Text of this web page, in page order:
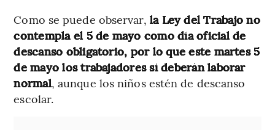
Como se puede observar, la Ley del Trabajo no
contempla el 5 de mayo como día oficial de
descanso obligatorio, por lo que este martes 5
de mayo los trabajadores sí deberán laborar
normal, aunque los niños estén de descanso
escolar.